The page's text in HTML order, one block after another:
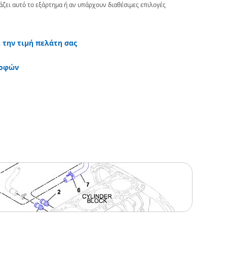
αυτό το εξάρτημα ή αν υπάρχουν διαθέσιμες επιλογές
την τιμή πελάτη σας